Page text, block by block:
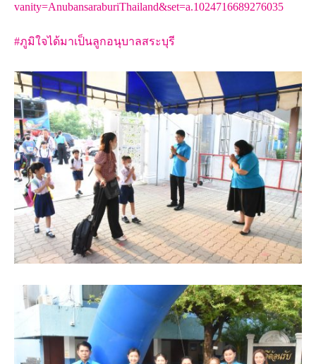
vanity=AnubansaraburiThailand&set=a.1024716689276035
#ภูมิใจได้มาเป็นลูกอนุบาลสระบุรี